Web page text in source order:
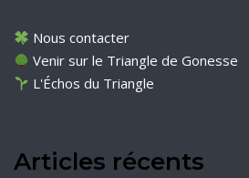
Nous contacter
Venir sur le Triangle de Gonesse
L'Échos du Triangle
Articles récents